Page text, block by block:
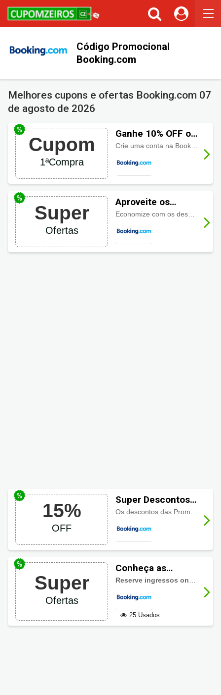
Cupons ou Cashback
Você gostaria de ser avisado sempre que tivermos cupons ou
Não permitir
Código Promocional
Booking.com
Melhores cupons e ofertas Booking.com 07
de agosto de 2026
Cupom
1ªCompra
Ganhe 10% OFF ou
mais com cupom
Booking.com ao se
cadastrar
Crie uma conta na Booking.com de graça, faça o login e economize 10% ou mais
Super
Ofertas
Aproveite os
descontos
Booking.com
Economize com os descontos de férias, confira aqui!
15%
OFF
Super Descontos
Booking.com
acima de 15%
Os descontos das Promoções de Férias começam a partir de 15% e podem aumentar. Esse desconto é aplicado ao preço antes da incidência de impostos e taxas.
Super
Ofertas
Conheça as
principais
atrações com
Booking.com
Reserve ingressos on-line em minutos
25 Usados